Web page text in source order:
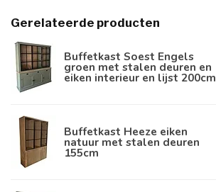
Gerelateerde producten
Buffetkast Soest Engels
groen met stalen deuren en
eiken interieur en lijst 200cm
Buffetkast Heeze eiken
natuur met stalen deuren
155cm